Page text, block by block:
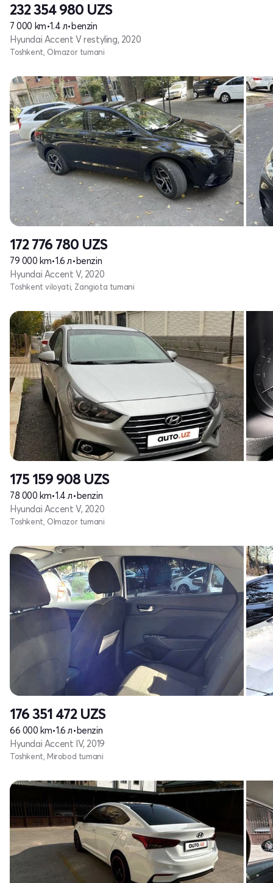
232 354 980 UZS
7 000 km•1.4 л•benzin
Hyundai Accent V restyling, 2020
Toshkent, Olmazor tumani
172 776 780 UZS
79 000 km•1.6 л•benzin
Hyundai Accent V, 2020
Toshkent viloyati, Zangiota tumani
175 159 908 UZS
78 000 km•1.4 л•benzin
Hyundai Accent V, 2020
Toshkent, Olmazor tumani
176 351 472 UZS
66 000 km•1.6 л•benzin
Hyundai Accent IV, 2019
Toshkent, Mirobod tumani